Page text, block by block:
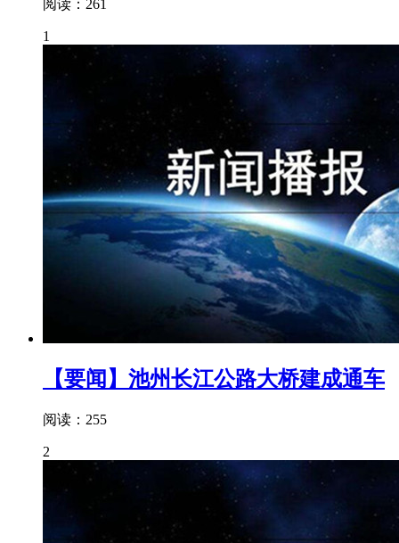
阅读：261
1
【要闻】池州长江公路大桥建成通车
阅读：255
2